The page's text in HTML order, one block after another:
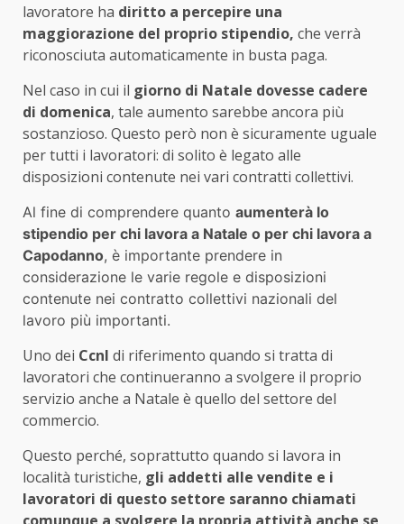
lavoratore ha diritto a percepire una
maggiorazione del proprio stipendio, che verrà
riconosciuta automaticamente in busta paga.
Nel caso in cui il giorno di Natale dovesse cadere
di domenica, tale aumento sarebbe ancora più
sostanzioso. Questo però non è sicuramente uguale
per tutti i lavoratori: di solito è legato alle
disposizioni contenute nei vari contratti collettivi.
Al fine di comprendere quanto aumenterà lo
stipendio per chi lavora a Natale o per chi lavora a
Capodanno, è importante prendere in
considerazione le varie regole e disposizioni
contenute nei contratto collettivi nazionali del
lavoro più importanti.
Uno dei Ccnl di riferimento quando si tratta di
lavoratori che continueranno a svolgere il proprio
servizio anche a Natale è quello del settore del
commercio.
Questo perché, soprattutto quando si lavora in
località turistiche, gli addetti alle vendite e i
lavoratori di questo settore saranno chiamati